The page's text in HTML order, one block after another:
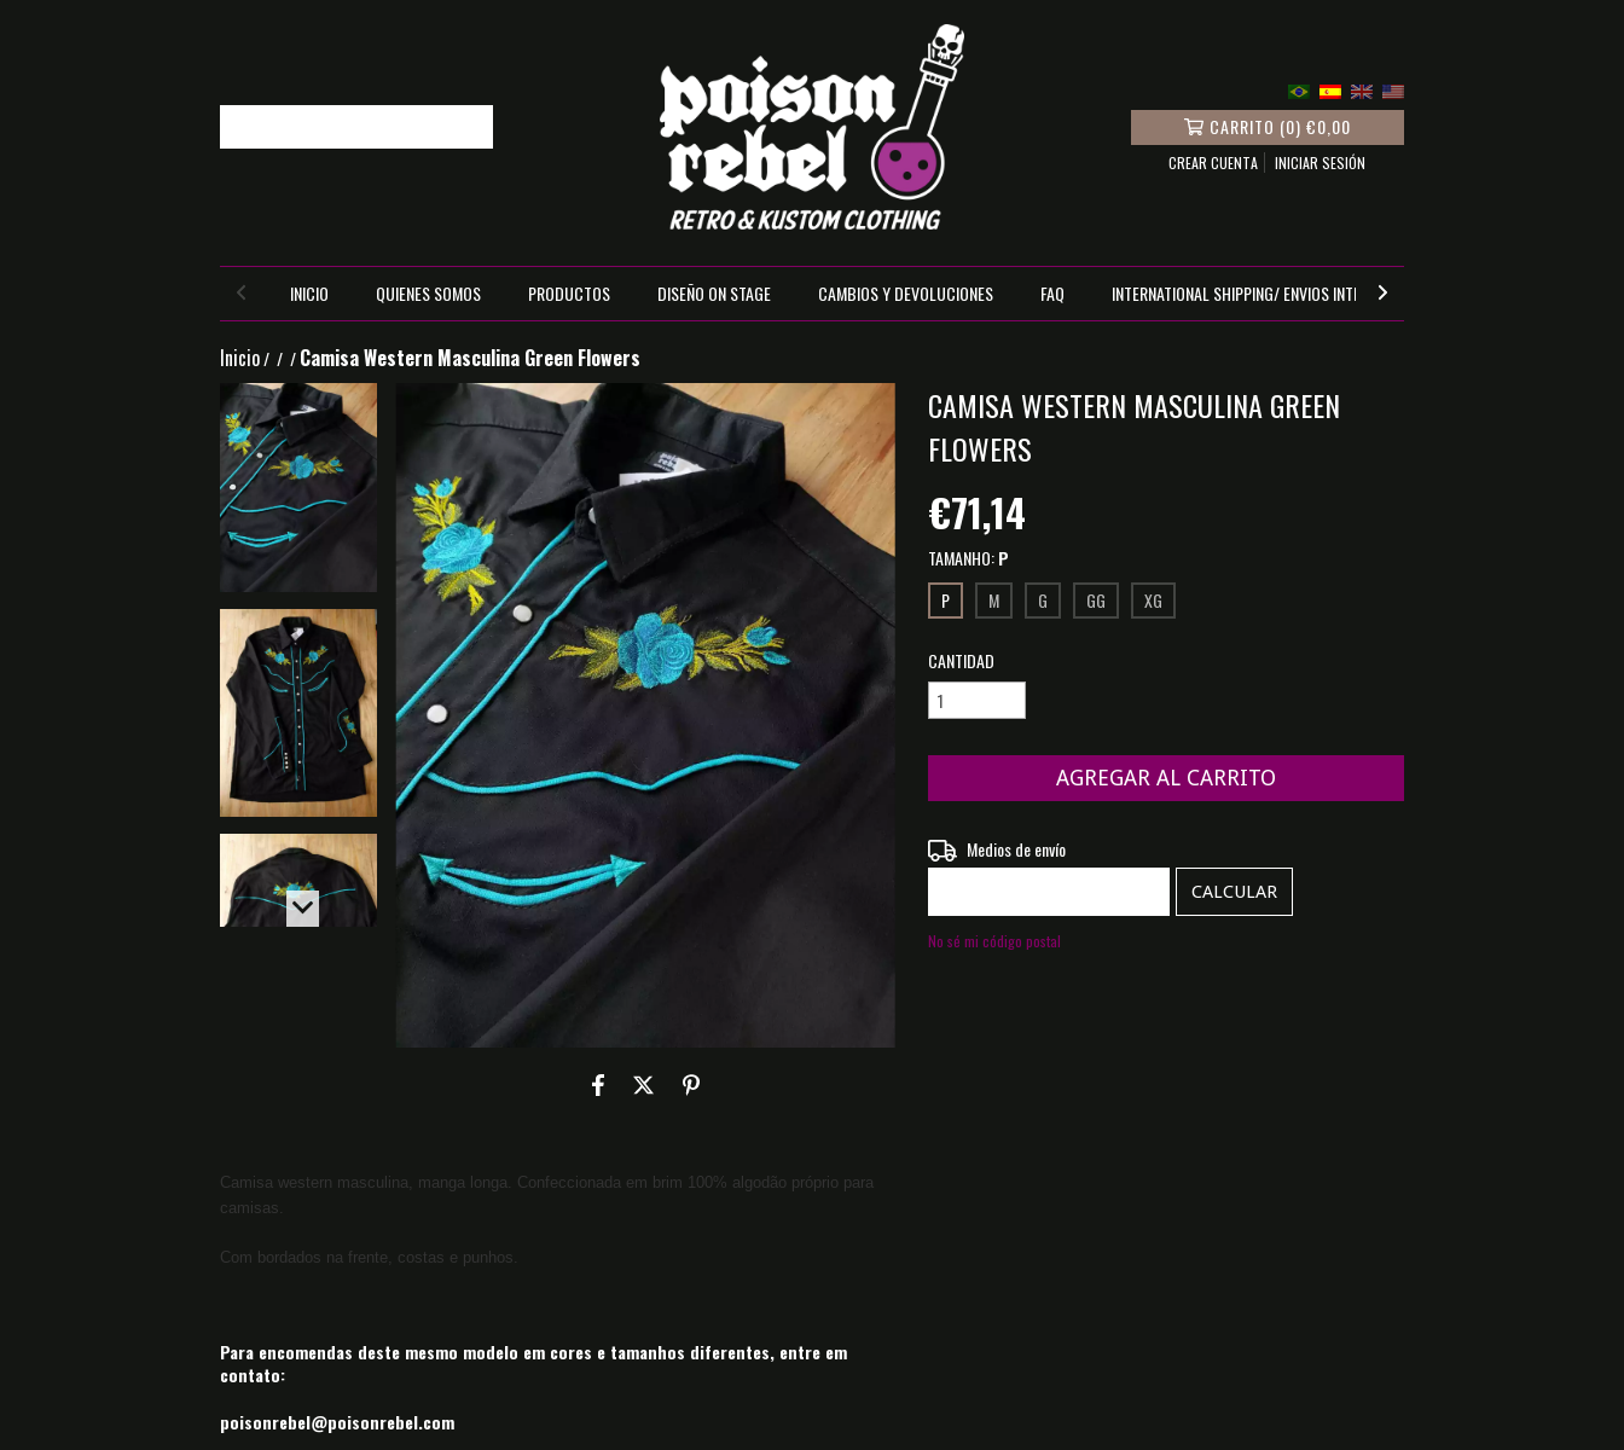
CARRITO (0) €0,00
CREAR CUENTA INICIAR SESIÓN
INICIO QUIENES SOMOS PRODUCTOS DISEÑO ON STAGE CAMBIOS Y DEVOLUCIONES FAQ INTERNATIONAL SHIPPING/ ENVIOS INTERNACIONALES
Inicio/ / /Camisa Western Masculina Green Flowers
Camisa western masculina, manga longa. Confeccionada em brim 100% algodão próprio para
camisas.
Com bordados na frente, costas e punhos.
Para encomendas deste mesmo modelo em cores e tamanhos diferentes, entre em
contato:
poisonrebel@poisonrebel.com
CAMISA WESTERN MASCULINA GREEN
FLOWERS
€71,14
TAMANHO:P
P
M G GG XG
CANTIDAD
Entregas para el CP:
Medios de envío
CALCULAR
No sé mi código postal